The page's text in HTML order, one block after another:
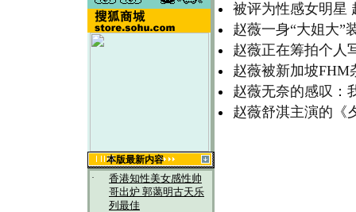
本版最新内容
·
香港知性美女感性帅
哥出炉 郭蔼明古天乐
列最佳
被评为性感女明星
赵薇一身“大姐大”
赵薇正在筹拍个人
赵薇被新加坡FHM
赵薇无奈的感叹：
赵薇舒淇主演的《